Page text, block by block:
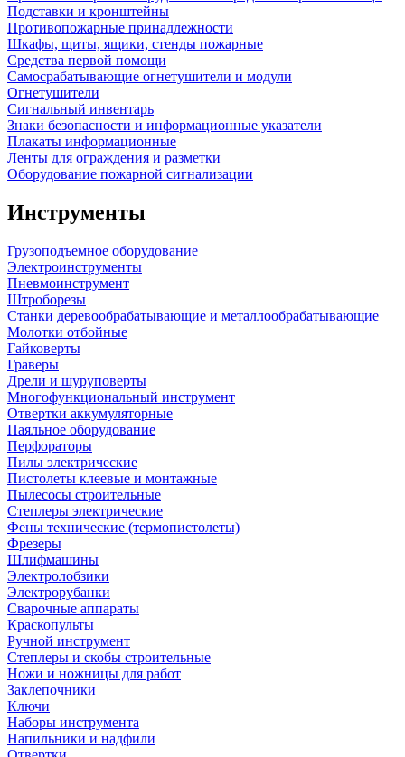
Подставки и кронштейны
Противопожарные принадлежности
Шкафы, щиты, ящики, стенды пожарные
Средства первой помощи
Самосрабатывающие огнетушители и модули
Огнетушители
Сигнальный инвентарь
Знаки безопасности и информационные указатели
Плакаты информационные
Ленты для ограждения и разметки
Оборудование пожарной сигнализации
Инструменты
Грузоподъемное оборудование
Электроинструменты
Пневмоинструмент
Штроборезы
Станки деревообрабатывающие и металлообрабатывающие
Молотки отбойные
Гайковерты
Граверы
Дрели и шуруповерты
Многофункциональный инструмент
Отвертки аккумуляторные
Паяльное оборудование
Перфораторы
Пилы электрические
Пистолеты клеевые и монтажные
Пылесосы строительные
Степлеры электрические
Фены технические (термопистолеты)
Фрезеры
Шлифмашины
Электролобзики
Электрорубанки
Сварочные аппараты
Краскопульты
Ручной инструмент
Степлеры и скобы строительные
Ножи и ножницы для работ
Заклепочники
Ключи
Наборы инструмента
Напильники и надфили